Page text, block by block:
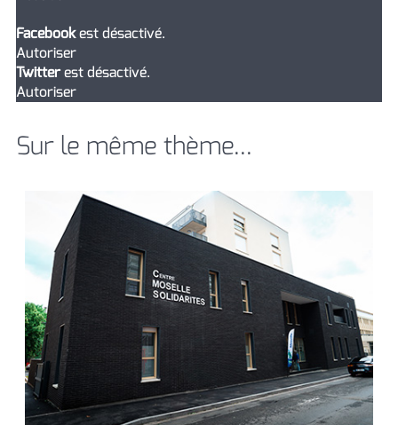
Facebookest désactivé.
Autoriser
Twitterest désactivé.
Autoriser
Sur le même thème...